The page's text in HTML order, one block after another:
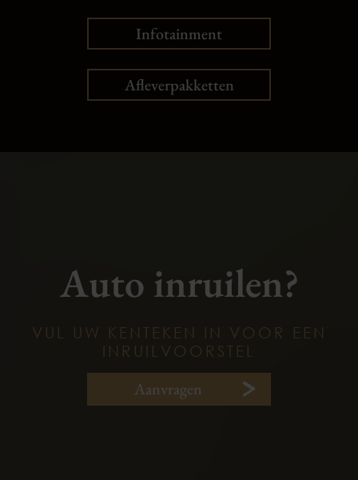
Infotainment
Afleverpakketten
Auto inruilen?
VUL UW KENTEKEN IN VOOR EEN
INRUILVOORSTEL
Aanvragen